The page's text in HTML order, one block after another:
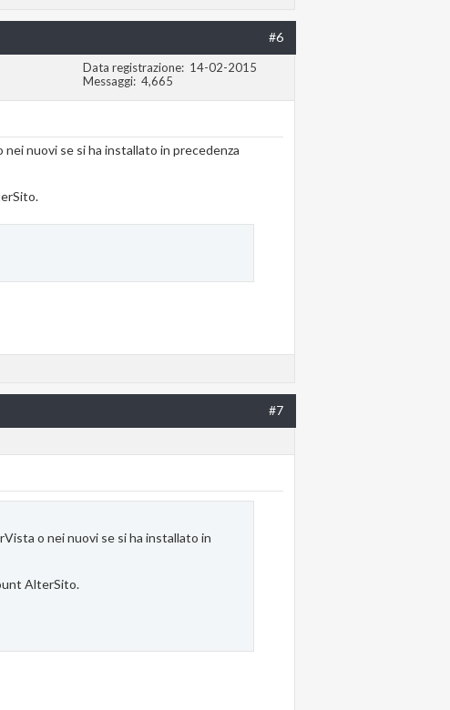
#6
Data registrazione
14-02-2015
Messaggi 4,665
nuovi se si ha installato in precedenza
#7
o nei nuovi se si ha installato in
AlterSito.